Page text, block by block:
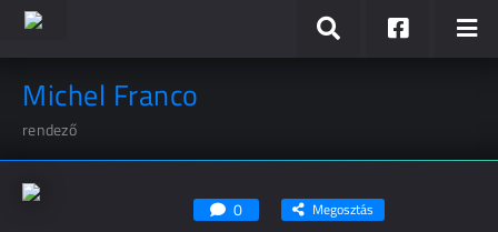
Michel Franco
rendező
0 Megosztás